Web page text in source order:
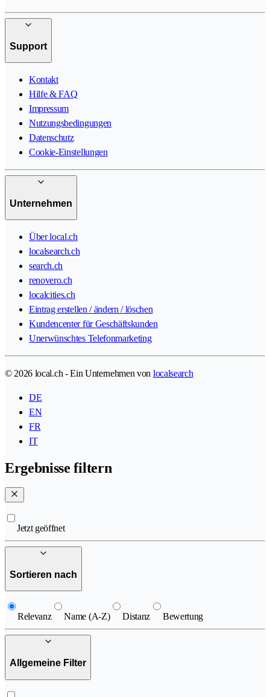
Support
Kontakt
Hilfe & FAQ
Impressum
Nutzungsbedingungen
Datenschutz
Cookie-Einstellungen
Unternehmen
Über local.ch
localsearch.ch
search.ch
renovero.ch
localcities.ch
Eintrag erstellen / ändern / löschen
Kundencenter für Geschäftskunden
Unerwünschtes Telefonmarketing
© 2026 local.ch - Ein Unternehmen von localsearch
DE
EN
FR
IT
Ergebnisse filtern
Jetzt geöffnet
Sortieren nach
Relevanz Name (A-Z) Distanz Bewertung
Allgemeine Filter